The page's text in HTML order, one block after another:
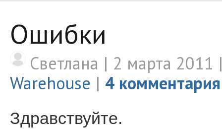
Ошибки
Светлана
2 марта 2011
Warehouse
4 комментария
Здравствуйте.